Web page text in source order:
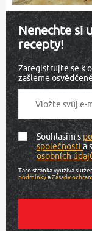
Nenechte si
recepty!
Zaregistrujte se k
zašleme
Souhlasím s
společnostia
osobních
Tato stránka využívá
podmínkyaZásady